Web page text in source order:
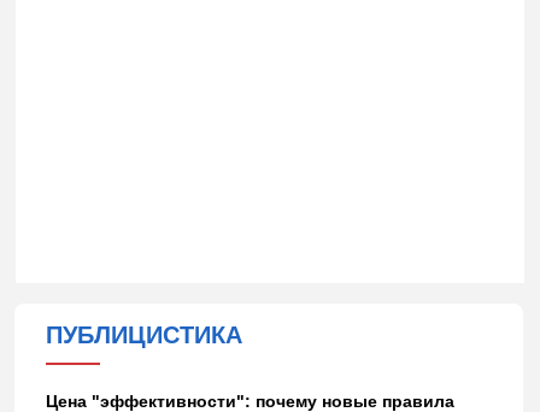
ПУБЛИЦИСТИКА
Цена "эффективности": почему новые правила